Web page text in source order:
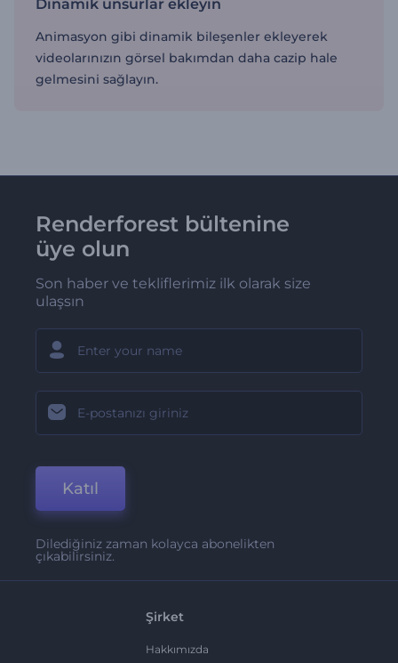
Dinamik unsurlar ekleyin
Animasyon gibi dinamik bileşenler ekleyerek
videolarınızın görsel bakımdan daha cazip hale
gelmesini sağlayın.
Renderforest bültenine
üye olun
Son haber ve tekliflerimiz ilk olarak size
ulaşsın
Katıl
Dilediğiniz zaman kolayca abonelikten
çıkabilirsiniz.
Şirket
Hakkımızda